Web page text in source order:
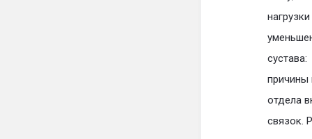
сустава:
причины
отдела
связок.